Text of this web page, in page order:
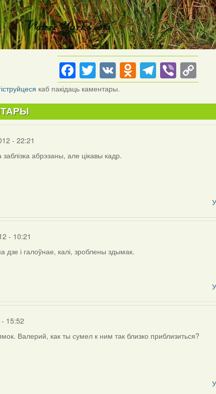
Facebook
Twitter
VK Telegram
Viber
Link
каб пакідаць каментары.
- 22:21
заблізка абрэзаны, але цікавы кадр.
- 10:21
дзе і галоўнае, калі, зроблены здымак.
15:52
Валерий, как ты сумел к ним так близко приблизиться?